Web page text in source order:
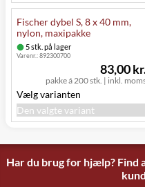
Fischer dybel S, 8 x 40 mm,
nylon, maxipakke
5 stk. på lager
Varenr.:892300700
pakke á 200 stk. | inkl.
83,00
Vælg varianten
Den valgte variant
Har du brug for hjælp? Find